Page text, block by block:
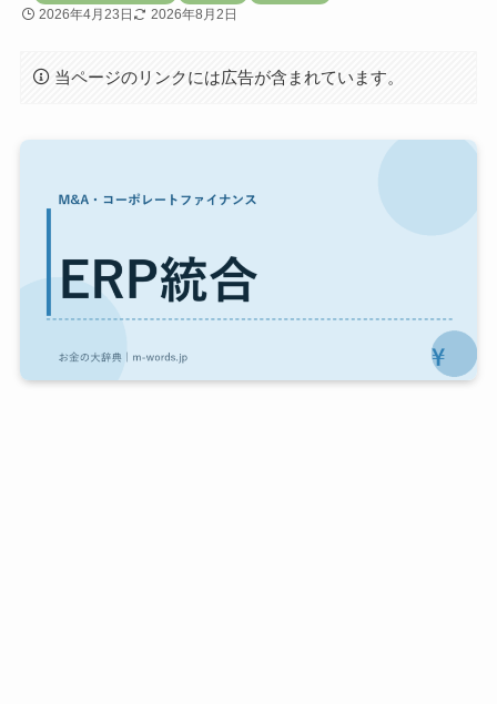
2026年4月23日 2026年8月2日
当ページのリンクには広告が含まれています。